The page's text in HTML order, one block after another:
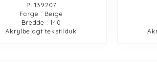
PL139207
Farge : Beige
Bredde : 140
Akrylbelagt tekstilduk